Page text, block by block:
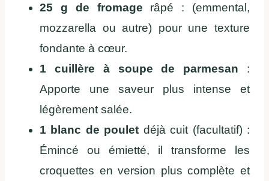
25 g de fromage râpé : (emmental,
mozzarella ou autre) pour une texture
fondante à cœur.
1 cuillère à soupe de parmesan :
Apporte une saveur plus intense et
légèrement salée.
1 blanc de poulet déjà cuit (facultatif) :
Émincé ou émietté, il transforme les
croquettes en version plus complète et